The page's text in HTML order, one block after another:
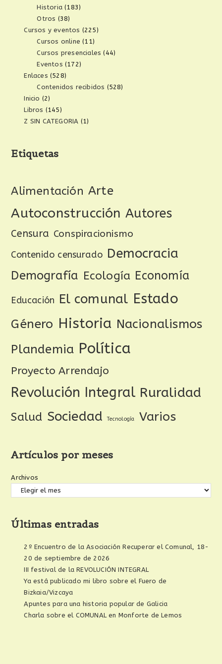
Historia (183)
Otros (38)
Cursos y eventos (225)
Cursos online (11)
Cursos presenciales (44)
Eventos (172)
Enlaces (528)
Contenidos recibidos (528)
Inicio (2)
Libros (145)
Z SIN CATEGORIA (1)
Etiquetas
Alimentación Arte
Autoconstrucción Autores
Censura Conspiracionismo
Contenido censurado Democracia
Demografía Ecología Economía
Educación El comunal Estado
Género Historia Nacionalismos
Plandemia Política
Proyecto Arrendajo
Revolución Integral Ruralidad
Salud Sociedad Tecnología Varios
Artículos por meses
Archivos
Últimas entradas
2º Encuentro de la Asociación Recuperar el Comunal, 18-
20 de septiembre de 2026
III festival de la REVOLUCIÓN INTEGRAL
Ya está publicado mi libro sobre el Fuero de
Bizkaia/Vizcaya
Apuntes para una historia popular de Galicia
Charla sobre el COMUNAL en Monforte de Lemos